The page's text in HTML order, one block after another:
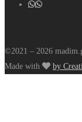
©2021 – 2026
Made with
by